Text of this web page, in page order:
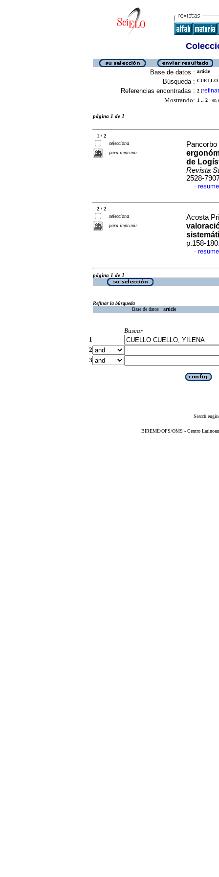
Base de datos : article
Búsqueda :
Referencias encontradas : 2 [refinar
Mostrando: 1 .. 2 en
página 1 de 1
1 / 2
selecciona
para imprimir
de
Revista
2528-
·
2 / 2
selecciona
para imprimir
Acosta
p.158-
·
página 1 de 1
Refinar la búsqueda
Base de datos : article
Buscar
1
2
3
Search
BIREME/OPS/OMS - Centro